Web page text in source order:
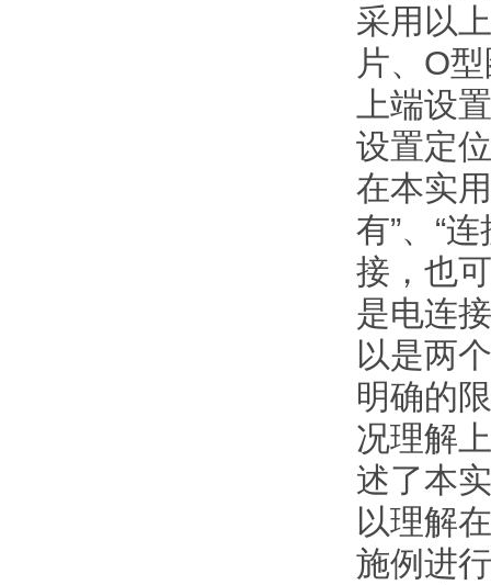
采用以
片、O
上端设
设置定
在本实
有”、“
接，也
是电连
以是两
明确的
况理解
述了本
以理解
施例进